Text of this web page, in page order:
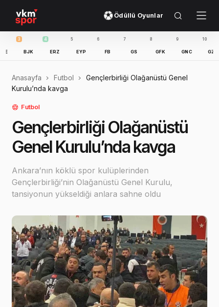
Ödüllü Oyunlar
4
ERZ
5
EYP
6
FB
7
GS
8
GFK
9
GNC
10
GZT
11
IBFK
Anasayfa Futbol
Gençlerbirliği Olağanüstü Genel
Kurulu’nda kavga
Futbol
Gençlerbirliği Olağanüstü
Genel Kurulu’nda kavga
Ankara’nın köklü spor kulüplerinden
Gençlerbirliği’nin Olağanüstü Genel Kurulu,
tansiyonun yükseldiği anlara sahne oldu